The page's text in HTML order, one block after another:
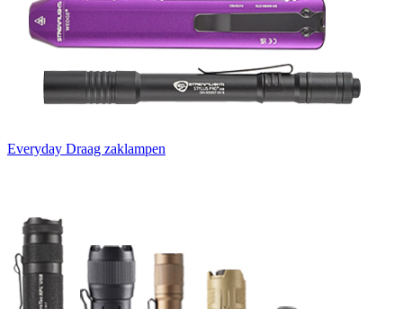
Everyday Draag zaklampen